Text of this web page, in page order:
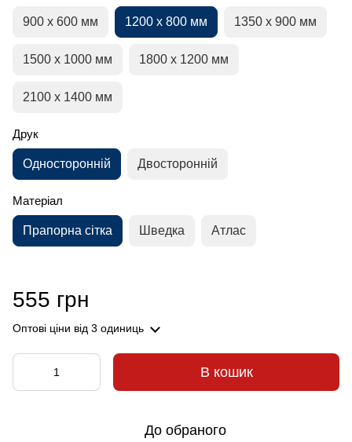
900 х 600 мм 1200 х 800 мм 1350 х 900 мм
1500 х 1000 мм 1800 х 1200 мм
2100 х 1400 мм
Друк
Односторонній Двосторонній
Матеріал
Прапорна сітка Шведка Атлас
555 грн
Оптові ціни від 3 одиниць
В кошик
До обраного